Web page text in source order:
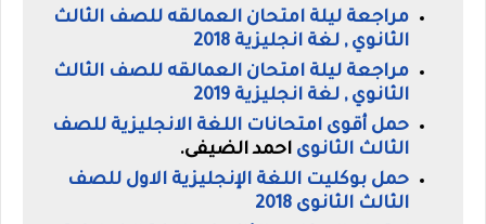
مراجعة ليلة امتحان العمالقه للصف الثالث
الثانوي , لغة انجليزية 2018
مراجعة ليلة امتحان العمالقه للصف الثالث
الثانوي , لغة انجليزية 2019
حمل أقوى امتحانات اللغة الانجليزية للصف
الثالث الثانوى احمد الضيفى.
حمل بوكليت اللغة الإنجليزية الاول للصف
الثالث الثانوى 2018